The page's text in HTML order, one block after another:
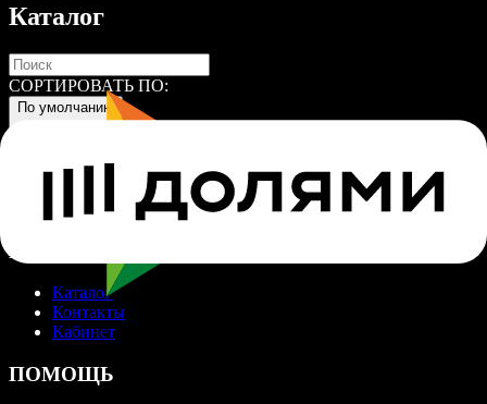
Каталог
СОРТИРОВАТЬ ПО:
По умолчанию
НАВИГАЦИЯ
Каталог
Контакты
Кабинет
ПОМОЩЬ